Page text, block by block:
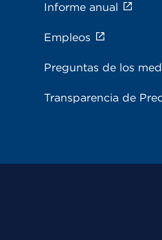
Informe anual
Empleos
Preguntas de los
Transparencia de